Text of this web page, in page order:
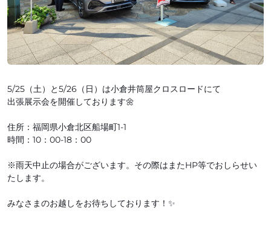
5/25（土）と5/26（日）は小倉井筒屋クロスロードにて
出張展示会を開催しております🌼
住所：福岡県小倉北区船場町1-1
時間：10：00-18：00
※雨天中止の場合がございます。その際はまたHP等でおしらせい
たします。
みなさまのお越しをお待ちしております！✨